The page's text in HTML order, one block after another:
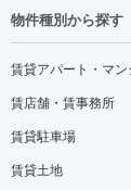
物件種別から探す
賃貸アパート・マン
賃店舗・賃事務所
賃貸駐車場
賃貸土地